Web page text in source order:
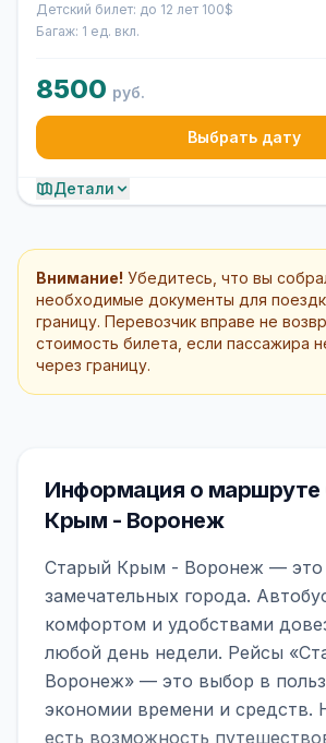
Детский билет: до 12 лет 100$
Багаж: 1 ед. вкл.
8500 руб.
Выбрать дату
Детали
Внимание! Убедитесь, что вы
необходимые документы для
границу. Перевозчик вправе не
стоимость билета, если пассажира
через границу.
Информация о
Крым - Воронеж
Старый Крым - Воронеж — это
замечательных города.
комфортом и удобствами
любой день недели. Рейсы
Воронеж» — это выбор в
экономии времени и средств.
есть возможность